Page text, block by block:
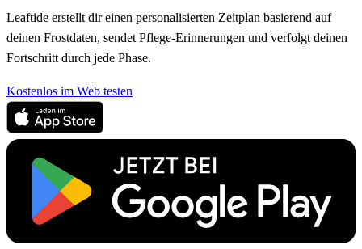
Leaftide erstellt dir einen personalisierten Zeitplan basierend auf
deinen Frostdaten, sendet Pflege-Erinnerungen und verfolgt deinen
Fortschritt durch jede Phase.
Kostenlos im Web testen